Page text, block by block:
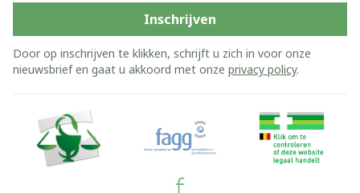
Inschrijven
Door op inschrijven te klikken, schrijft u zich in voor onze
nieuwsbrief en gaat u akkoord met onze privacy policy.